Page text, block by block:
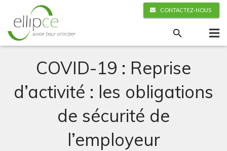
CONTACTEZ-NOUS
COVID-19 : Reprise
d’activité : les obligations
de sécurité de
l’employeur